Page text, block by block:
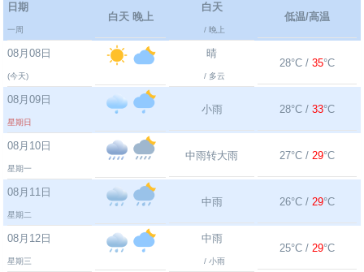
日期
一周
白天 晚上
白天
/ 晚上
低温/高温
08月08日
(今天)
晴
/ 多云
28°C / 35°C
08月09日
星期日
小雨 28°C / 33°C
08月10日
星期一
中雨转大雨 27°C / 29°C
08月11日
星期二
中雨 26°C / 29°C
08月12日
星期三
中雨
/ 小雨
25°C / 29°C